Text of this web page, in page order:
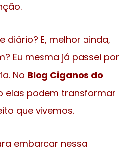
E, melhor ainda,
Eu mesma já passei por
No Blog Ciganos do
elas podem transformar
que vivemos.
embarcar nessa